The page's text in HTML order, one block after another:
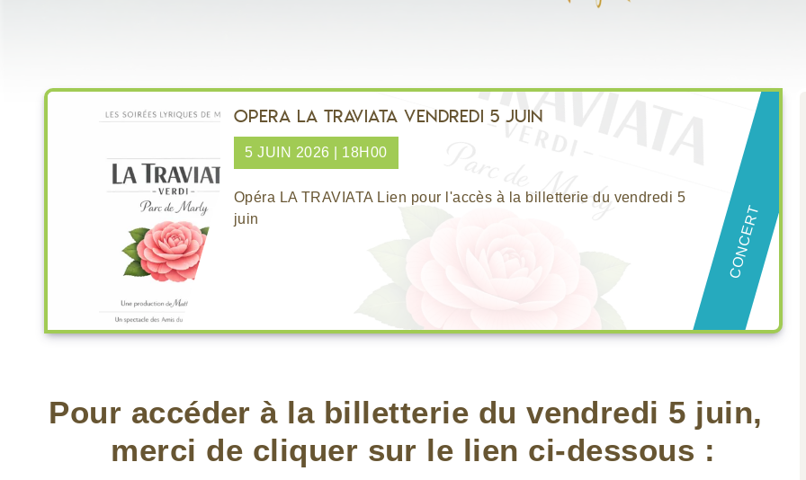
Opera La traviata vendredi 5 juin
CONCERT
5 JUIN 2026 | 18H00
Opéra LA TRAVIATA Lien pour l'accès à la billetterie du vendredi 5
juin
Pour accéder à la billetterie du vendredi 5 juin,
merci de cliquer sur le lien ci-dessous :